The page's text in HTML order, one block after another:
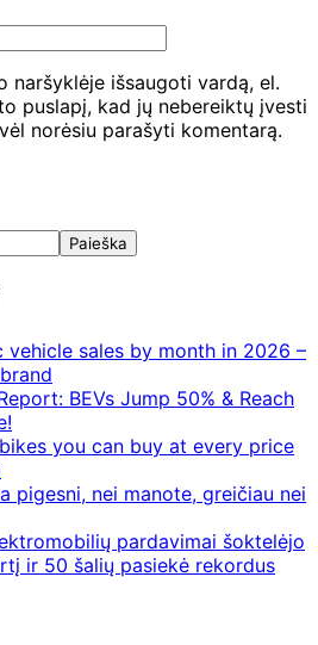
naršyklėje išsaugoti vardą, el.
puslapį, kad jų nebereiktų įvesti
norėsiu parašyti komentarą.
Paieška
vehicle sales by month in 2026 –
BEVs Jump 50% & Reach
you can buy at every price
pigesni, nei manote, greičiau nei
pardavimai šoktelėjo
ir 50 šalių pasiekė rekordus